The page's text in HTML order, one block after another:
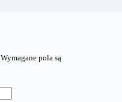
Wymagane pola są